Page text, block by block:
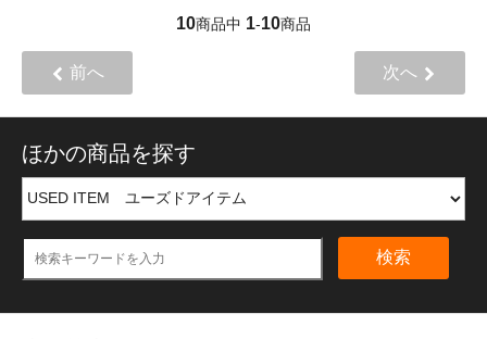
10商品中 1-10商品
前へ 次へ
ほかの商品を探す
検索